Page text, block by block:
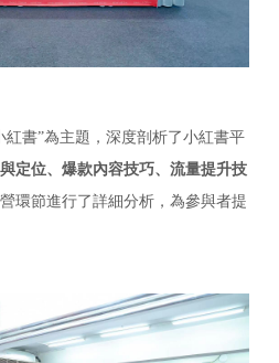
紅書”為主題，深度剖析了小紅書平
定位、爆款內容技巧、流量提升技
環節進行了詳細分析，為參與者提